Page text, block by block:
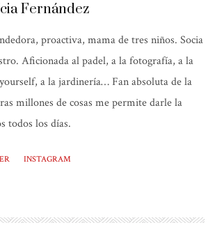
Fernández
proactiva, mama de tres niños. Socia
Aficionada al padel, a la fotografía, a la
a la jardinería… Fan absoluta de la
millones de cosas me permite darle la
todos los días.
INSTAGRAM